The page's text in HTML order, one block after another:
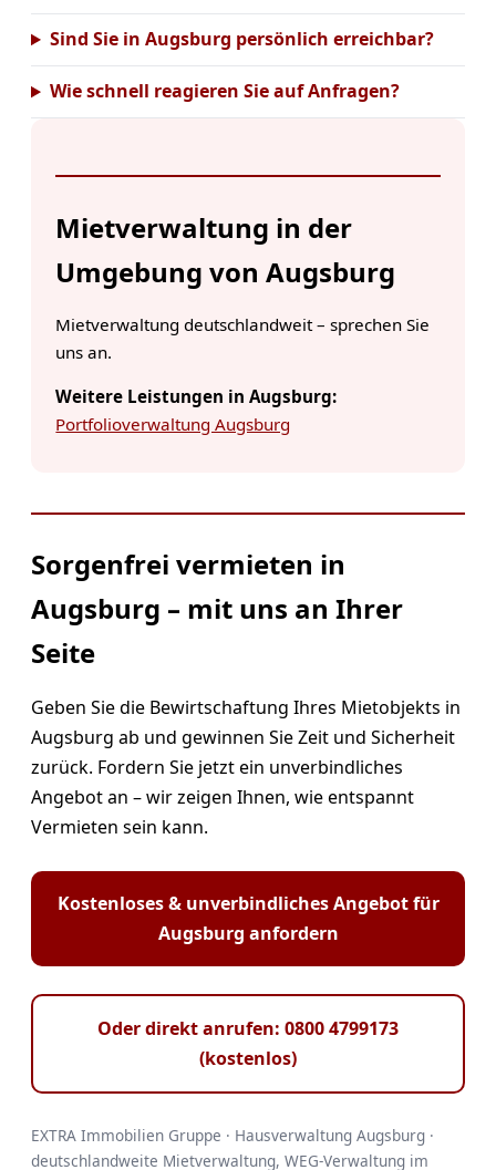
Sind Sie in Augsburg persönlich erreichbar?
Wie schnell reagieren Sie auf Anfragen?
Mietverwaltung in der
Umgebung von Augsburg
Mietverwaltung deutschlandweit – sprechen Sie
uns an.
Weitere Leistungen in Augsburg:
Portfolioverwaltung Augsburg
Sorgenfrei vermieten in
Augsburg – mit uns an Ihrer
Seite
Geben Sie die Bewirtschaftung Ihres Mietobjekts in
Augsburg ab und gewinnen Sie Zeit und Sicherheit
zurück. Fordern Sie jetzt ein unverbindliches
Angebot an – wir zeigen Ihnen, wie entspannt
Vermieten sein kann.
Kostenloses & unverbindliches Angebot für
Augsburg anfordern
Oder direkt anrufen: 0800 4799173
(kostenlos)
EXTRA Immobilien Gruppe · Hausverwaltung Augsburg ·
deutschlandweite Mietverwaltung, WEG-Verwaltung im